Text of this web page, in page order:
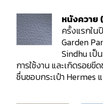
หนังควาย
ครั้งแรกใน
Garden
Sindhu เ
การใช้งาน และเกิดรอยขี
ชื่นชอบกระเป๋า Hermes